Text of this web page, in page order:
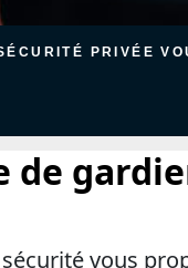
PRIVÉE
de
vous